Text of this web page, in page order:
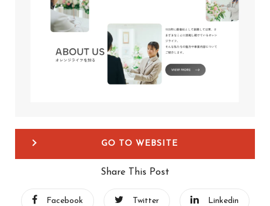
GO TO WEBSITE
Share This Post
Facebook Twitter Linkedin